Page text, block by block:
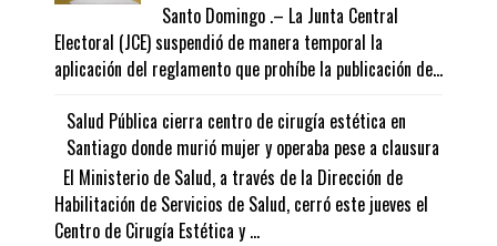
Santo Domingo .– La Junta Central
Electoral (JCE) suspendió de manera temporal la
aplicación del reglamento que prohíbe la publicación de...
Salud Pública cierra centro de cirugía estética en
Santiago donde murió mujer y operaba pese a clausura
El Ministerio de Salud, a través de la Dirección de
Habilitación de Servicios de Salud, cerró este jueves el
Centro de Cirugía Estética y ...